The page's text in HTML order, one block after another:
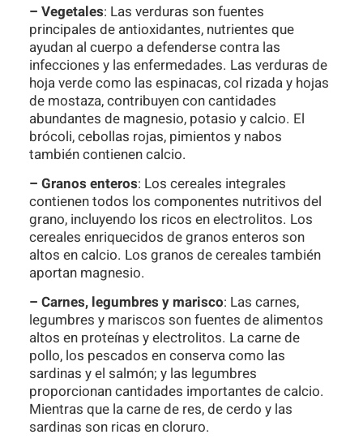
– Vegetales: Las verduras son fuentes
principales de antioxidantes, nutrientes que
ayudan al cuerpo a defenderse contra las
infecciones y las enfermedades. Las verduras de
hoja verde como las espinacas, col rizada y hojas
de mostaza, contribuyen con cantidades
abundantes de magnesio, potasio y calcio. El
brócoli, cebollas rojas, pimientos y nabos
también contienen calcio.
– Granos enteros: Los cereales integrales
contienen todos los componentes nutritivos del
grano, incluyendo los ricos en electrolitos. Los
cereales enriquecidos de granos enteros son
altos en calcio. Los granos de cereales también
aportan magnesio.
– Carnes, legumbres y marisco: Las carnes,
legumbres y mariscos son fuentes de alimentos
altos en proteínas y electrolitos. La carne de
pollo, los pescados en conserva como las
sardinas y el salmón; y las legumbres
proporcionan cantidades importantes de calcio.
Mientras que la carne de res, de cerdo y las
sardinas son ricas en cloruro.